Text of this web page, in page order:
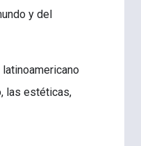
y del
las estéticas,